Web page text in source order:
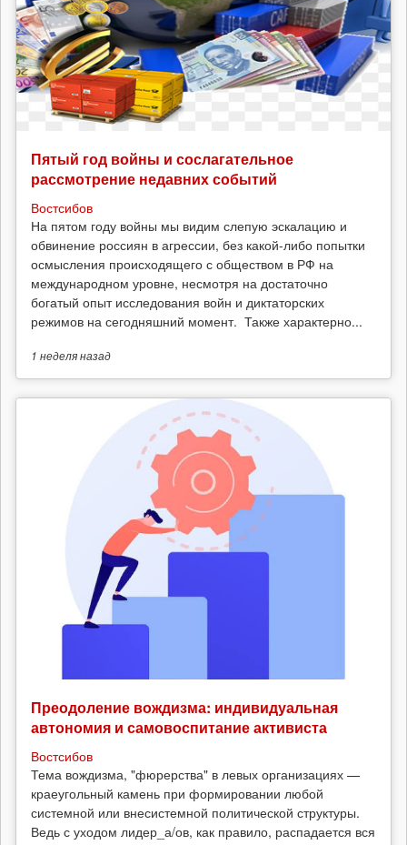
Пятый год войны и сослагательное
рассмотрение недавних событий
Востсибов
На пятом году войны мы видим слепую эскалацию и
обвинение россиян в агрессии, без какой-либо попытки
осмысления происходящего с обществом в РФ на
международном уровне, несмотря на достаточно
богатый опыт исследования войн и диктаторских
режимов на сегодняшний момент. Также характерно...
1 неделяназад
Преодоление вождизма: индивидуальная
автономия и самовоспитание активиста
Востсибов
Тема вождизма, "фюрерства" в левых организациях —
краеугольный камень при формировании любой
системной или внесистемной политической структуры.
Ведь с уходом лидер_а/ов, как правило, распадается вся